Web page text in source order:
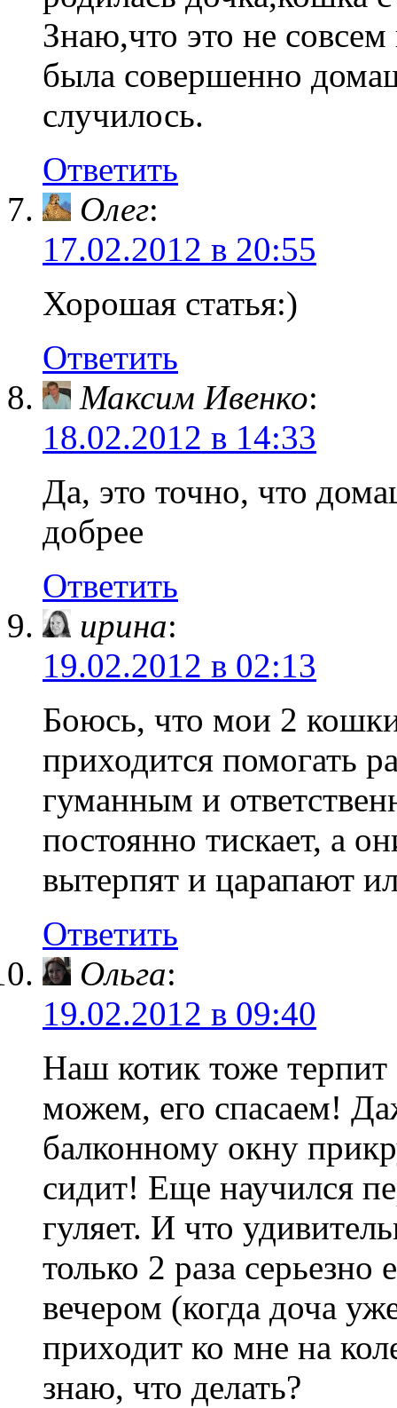
Знаю,что это не
была совершенно
случилось.
Ответить
Олег:
17.02.2012 в 20:55
Хорошая статья:)
Ответить
Максим Ивенко:
18.02.2012 в 14:33
Да, это точно, что
добрее
Ответить
ирина:
19.02.2012 в 02:13
Боюсь, что мои 2
приходится помогать
гуманным и
постоянно тискает, а
вытерпят и царапают
Ответить
Ольга:
19.02.2012 в 09:40
Наш котик тоже
можем, его спасаем!
балконному окну
сидит! Еще научился
гуляет. И что
только 2 раза серьезно
вечером (когда доча
приходит ко мне на
знаю, что делать?